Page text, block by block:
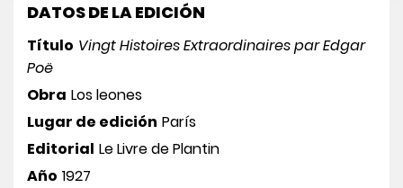
DATOS DE LA EDICIÓN
Título Vingt Histoires Extraordinaires par Edgar
Poë
Obra Los leones
Lugar de edición París
Editorial Le Livre de Plantin
Año 1927